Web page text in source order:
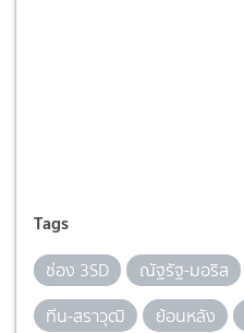
Tags
ช่อง 3SD ณัฐรัฐ-มอริส
ทีน-สราวุฒิ
ย้อนหลัง